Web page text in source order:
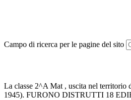
Campo di ricerca per le pagine del sito
La classe 2^A Mat , uscita nel territorio
1945). FURONO DISTRUTTI 18